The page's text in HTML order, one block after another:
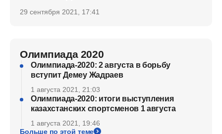
29 сентября 2021, 17:41
Олимпиада 2020
Олимпиада-2020: 2 августа в борьбу
вступит Демеу Жадраев
1 августа 2021, 21:03
Олимпиада-2020: итоги выступления
казахстанских спортсменов 1 августа
1 августа 2021, 19:46
Больше по этой теме